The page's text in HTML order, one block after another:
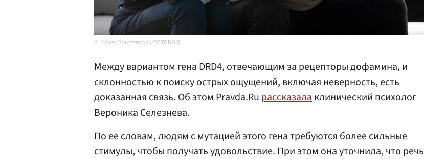
fizkes/Shutterstock/FOTODOM
Между вариантом гена DRD4, отвечающим за рецепторы дофамина, и
склонностью к поиску острых ощущений, включая неверность, есть
доказанная связь. Об этом Pravda.Ru рассказалаклинический психолог
Вероника Селезнева.
По ее словам, людям с мутацией этого гена требуются более сильные
стимулы, чтобы получать удовольствие. При этом она уточнила, что речь